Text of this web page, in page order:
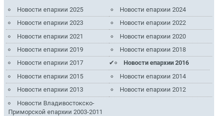
Новости епархии 2025
Новости епархии 2024
Новости епархии 2023
Новости епархии 2022
Новости епархии 2021
Новости епархии 2020
Новости епархии 2019
Новости епархии 2018
Новости епархии 2017
Новости епархии 2016
Новости епархии 2015
Новости епархии 2014
Новости епархии 2013
Новости епархии 2012
Новости Владивостокско-
Приморской епархии 2003-2011